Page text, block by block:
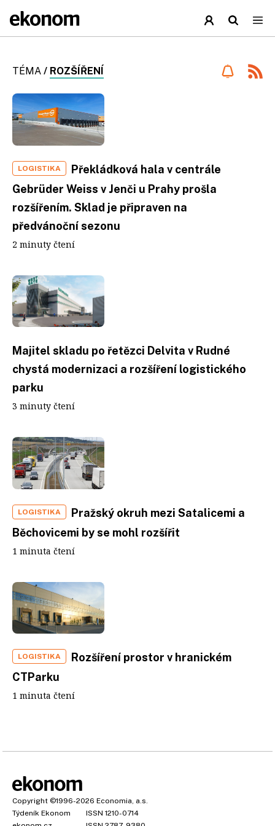
TÉMA / ROZŠÍŘENÍ
LOGISTIKA
Překládková hala v centrále
Gebrüder Weiss v Jenči u Prahy prošla
rozšířením. Sklad je připraven na
předvánoční sezonu
2 minuty čtení
Majitel skladu po řetězci Delvita v Rudné
chystá modernizaci a rozšíření logistického
parku
3 minuty čtení
LOGISTIKA
Pražský okruh mezi Satalicemi a
Běchovicemi by se mohl rozšířit
1 minuta čtení
LOGISTIKA
Rozšíření prostor v hranickém
CTParku
1 minuta čtení
Copyright ©1996-2026 Economia, a.s.
Týdeník Ekonom
ISSN 1210-0714